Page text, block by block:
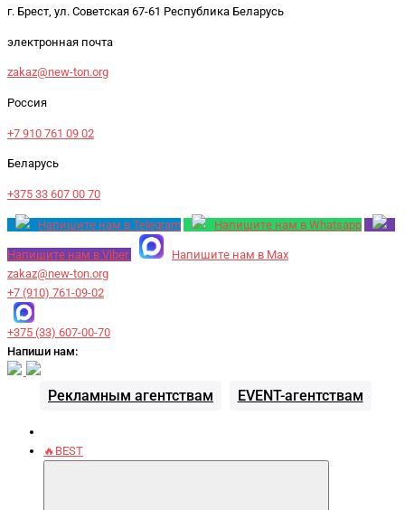
г. Брест, ул. Советская 67-61 Республика Беларусь
электронная почта
zakaz@new-ton.org
Россия
+7 910 761 09 02
Беларусь
+375 33 607 00 70
Напишите нам в Telegram Напишите нам в Whatsapp
Напишите нам в Viber
Напишите нам в Max
zakaz@new-ton.org
+7 (910) 761-09-02
+375 (33) 607-00-70
Напиши нам:
Рекламным агентствам EVENT-агентствам
🔥BEST